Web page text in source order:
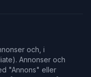
och, i
Annonser och
"Annons" eller